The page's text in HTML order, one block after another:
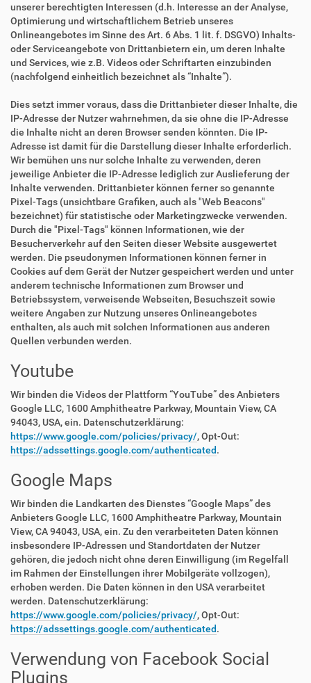
unserer berechtigten Interessen (d.h. Interesse an der Analyse,
Optimierung und wirtschaftlichem Betrieb unseres
Onlineangebotes im Sinne des Art. 6 Abs. 1 lit. f. DSGVO) Inhalts-
oder Serviceangebote von Drittanbietern ein, um deren Inhalte
und Services, wie z.B. Videos oder Schriftarten einzubinden
(nachfolgend einheitlich bezeichnet als “Inhalte”).
Dies setzt immer voraus, dass die Drittanbieter dieser Inhalte, die
IP-Adresse der Nutzer wahrnehmen, da sie ohne die IP-Adresse
die Inhalte nicht an deren Browser senden könnten. Die IP-
Adresse ist damit für die Darstellung dieser Inhalte erforderlich.
Wir bemühen uns nur solche Inhalte zu verwenden, deren
jeweilige Anbieter die IP-Adresse lediglich zur Auslieferung der
Inhalte verwenden. Drittanbieter können ferner so genannte
Pixel-Tags (unsichtbare Grafiken, auch als "Web Beacons"
bezeichnet) für statistische oder Marketingzwecke verwenden.
Durch die "Pixel-Tags" können Informationen, wie der
Besucherverkehr auf den Seiten dieser Website ausgewertet
werden. Die pseudonymen Informationen können ferner in
Cookies auf dem Gerät der Nutzer gespeichert werden und unter
anderem technische Informationen zum Browser und
Betriebssystem, verweisende Webseiten, Besuchszeit sowie
weitere Angaben zur Nutzung unseres Onlineangebotes
enthalten, als auch mit solchen Informationen aus anderen
Quellen verbunden werden.
Youtube
Wir binden die Videos der Plattform “YouTube” des Anbieters
Google LLC, 1600 Amphitheatre Parkway, Mountain View, CA
94043, USA, ein. Datenschutzerklärung:
https://www.google.com/policies/privacy/, Opt-Out:
https://adssettings.google.com/authenticated.
Google Maps
Wir binden die Landkarten des Dienstes “Google Maps” des
Anbieters Google LLC, 1600 Amphitheatre Parkway, Mountain
View, CA 94043, USA, ein. Zu den verarbeiteten Daten können
insbesondere IP-Adressen und Standortdaten der Nutzer
gehören, die jedoch nicht ohne deren Einwilligung (im Regelfall
im Rahmen der Einstellungen ihrer Mobilgeräte vollzogen),
erhoben werden. Die Daten können in den USA verarbeitet
werden. Datenschutzerklärung:
https://www.google.com/policies/privacy/, Opt-Out:
https://adssettings.google.com/authenticated.
Verwendung von Facebook Social
Plugins